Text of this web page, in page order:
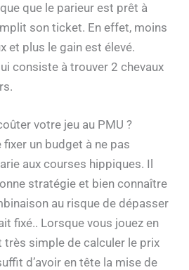
que le parieur est prêt à
son ticket. En effet, moins
et plus le gain est élevé.
consiste à trouver 2 chevaux
votre jeu au PMU ?
un budget à ne pas
aux courses hippiques. Il
stratégie et bien connaître
au risque de dépasser
fixé.. Lorsque vous jouez en
très simple de calculer le prix
d’avoir en tête la mise de